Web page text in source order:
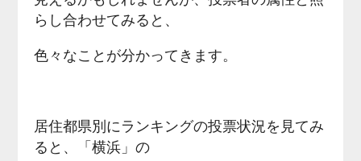
らし合わせてみると、
色々なことが分かってきます。
居住都県別にランキングの投票状況を見てみ
ると、「横浜」の